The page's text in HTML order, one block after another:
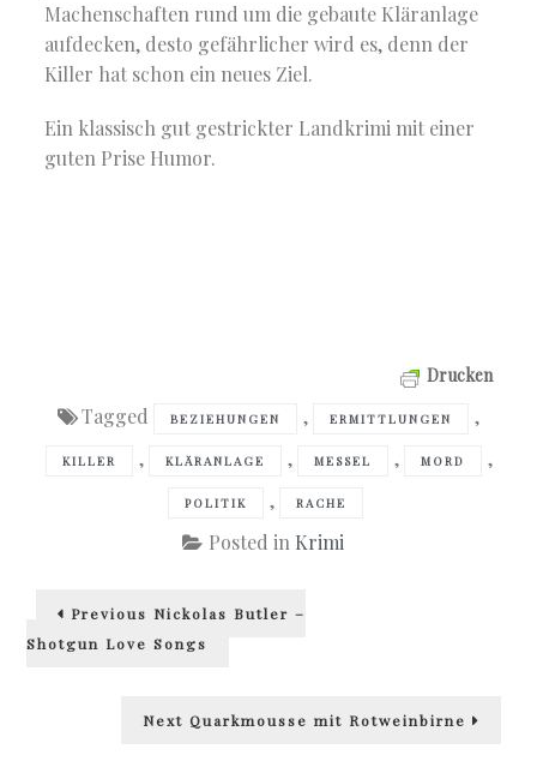
Machenschaften rund um die gebaute Kläranlage
aufdecken, desto gefährlicher wird es, denn der
Killer hat schon ein neues Ziel.
Ein klassisch gut gestrickter Landkrimi mit einer
guten Prise Humor.
Drucken
Tagged BEZIEHUNGEN , ERMITTLUNGEN ,
KILLER , KLÄRANLAGE , MESSEL , MORD ,
POLITIK , RACHE
Posted in Krimi
Beitragsnavigation
Previous Previous
Nickolas Butler –
Shotgun Love Songs
Next Next
Quarkmousse mit Rotweinbirne